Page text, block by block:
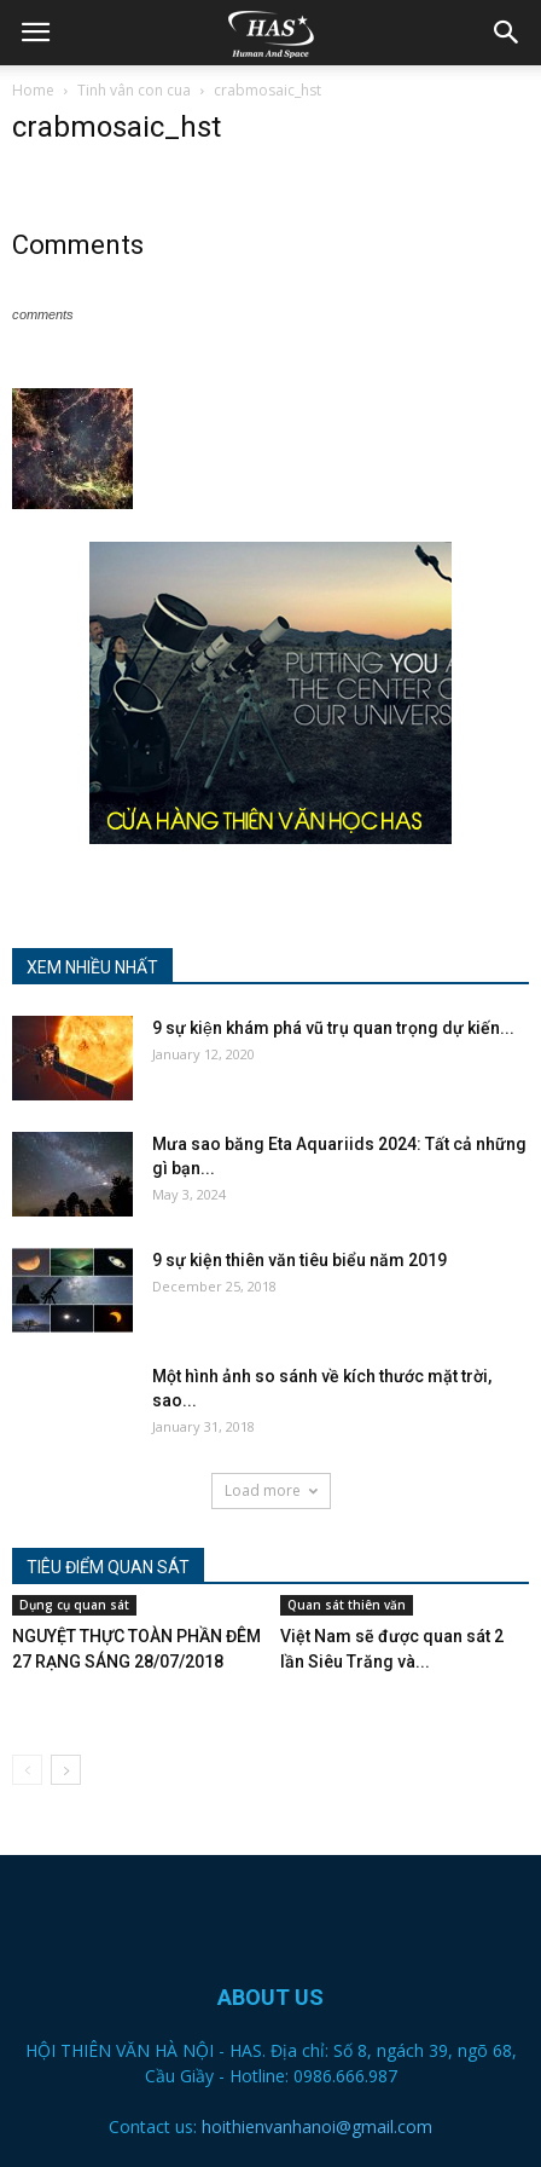
Home Tinh vân con cua crabmosaic_hst
crabmosaic_hst
Comments
comments
XEM NHIỀU NHẤT
9 sự kiện khám phá vũ trụ quan trọng dự kiến...
January 12, 2020
Mưa sao băng Eta Aquariids 2024: Tất cả những
gì bạn...
May 3, 2024
9 sự kiện thiên văn tiêu biểu năm 2019
December 25, 2018
Một hình ảnh so sánh về kích thước mặt trời,
sao...
January 31, 2018
Load more
TIÊU ĐIỂM QUAN SÁT
Dụng cụ quan sát
NGUYỆT THỰC TOÀN PHẦN ĐÊM
27 RẠNG SÁNG 28/07/2018
Quan sát thiên văn
Việt Nam sẽ được quan sát 2
lần Siêu Trăng và...
ABOUT US
HỘI THIÊN VĂN HÀ NỘI - HAS. Địa chỉ: Số 8, ngách 39, ngõ 68,
Cầu Giầy - Hotline: 0986.666.987
Contact us: hoithienvanhanoi@gmail.com